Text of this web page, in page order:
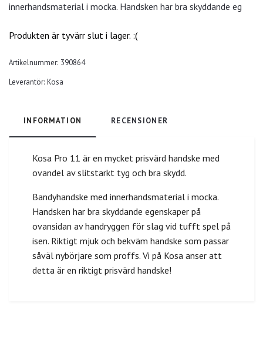
innerhandsmaterial i mocka. Handsken har bra skyddande eg
Produkten är tyvärr slut i lager. :(
Artikelnummer: 390864
Leverantör: Kosa
INFORMATION RECENSIONER
Kosa Pro 11 är en mycket prisvärd handske med
ovandel av slitstarkt tyg och bra skydd.
Bandyhandske med innerhandsmaterial i mocka.
Handsken har bra skyddande egenskaper på
ovansidan av handryggen för slag vid tufft spel på
isen. Riktigt mjuk och bekväm handske som passar
såväl nybörjare som proffs. Vi på Kosa anser att
detta är en riktigt prisvärd handske!